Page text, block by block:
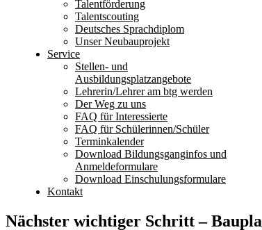
Talentförderung
Talentscouting
Deutsches Sprachdiplom
Unser Neubauprojekt
Service
Stellen- und
Ausbildungsplatzangebote
Lehrerin/Lehrer am btg werden
Der Weg zu uns
FAQ für Interessierte
FAQ für Schülerinnen/Schüler
Terminkalender
Download Bildungsganginfos und
Anmeldeformulare
Download Einschulungsformulare
Kontakt
Nächster wichtiger Schritt –